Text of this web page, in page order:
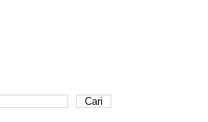
Cari